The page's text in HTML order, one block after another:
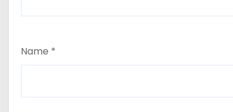
Name *